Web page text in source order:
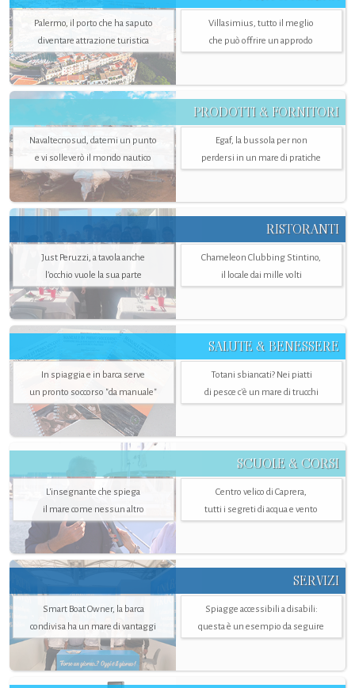
Palermo, il porto che ha saputo
diventare attrazione turistica
Villasimius, tutto il meglio
che può offrire un approdo
PRODOTTI & FORNITORI
Navaltecnosud, datemi un punto
e vi solleverò il mondo nautico
Egaf, la bussola per non
perdersi in un mare di pratiche
RISTORANTI
Just Peruzzi, a tavola anche
l’occhio vuole la sua parte
Chameleon Clubbing Stintino,
il locale dai mille volti
SALUTE & BENESSERE
In spiaggia e in barca serve
un pronto soccorso "da manuale"
Totani sbiancati? Nei piatti
di pesce c'è un mare di trucchi
SCUOLE & CORSI
L'insegnante che spiega
il mare come nessun altro
Centro velico di Caprera,
tutti i segreti di acqua e vento
SERVIZI
Smart Boat Owner, la barca
condivisa ha un mare di vantaggi
Spiagge accessibili a disabili:
questa è un esempio da seguire